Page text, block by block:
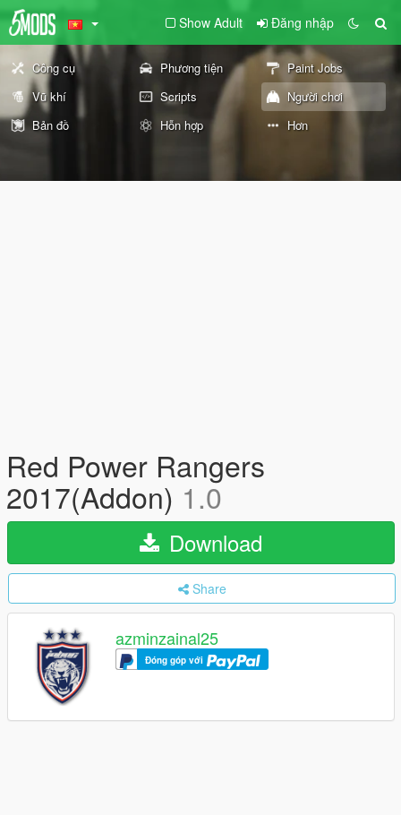
Show Adult Đăng nhập
Công cụ Phương tiện
Paint Jobs
Vũ khí
Scripts
Người chơi
Bản đồ
Hỗn hợp Hơn
Red Power Rangers
2017(Addon) 1.0
Download
Share
azminzainal25
Đóng góp với